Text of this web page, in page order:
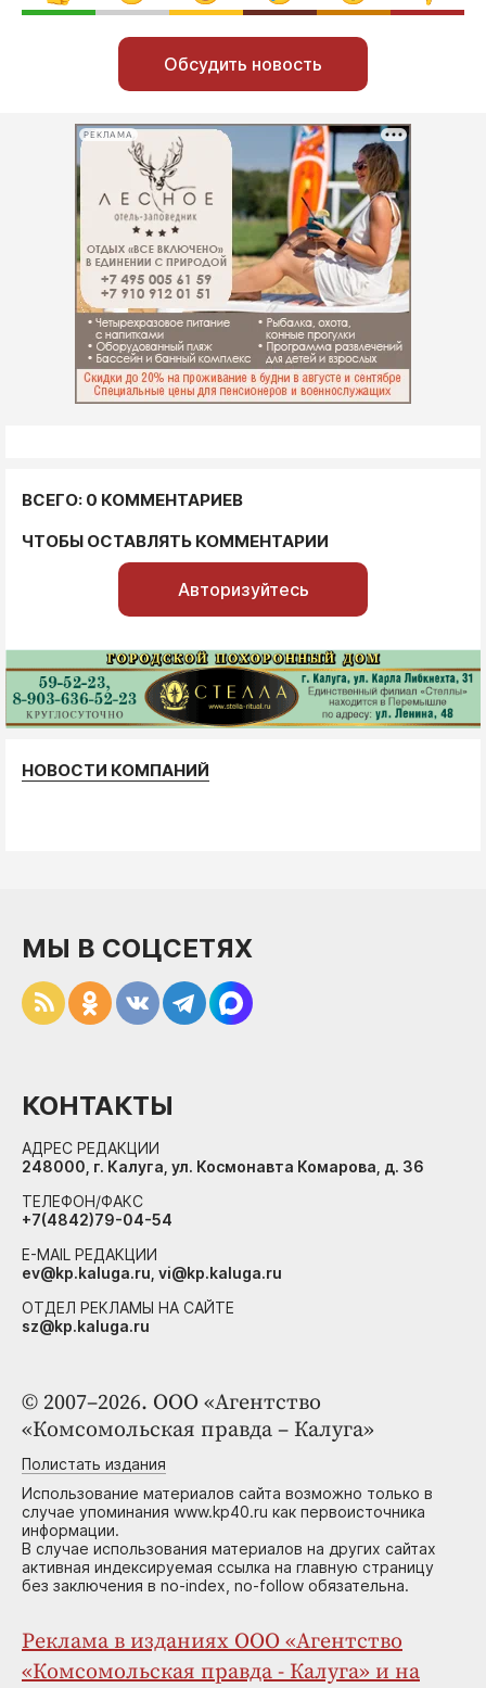
Обсудить новость
РЕКЛАМА
ВСЕГО: 0 КОММЕНТАРИЕВ
ЧТОБЫ ОСТАВЛЯТЬ КОММЕНТАРИИ
Авторизуйтесь
НОВОСТИ КОМПАНИЙ
© 2007–2026. ООО «Агентство
«Комсомольская правда – Калуга»
Полистать издания
Использование материалов сайта возможно только в
случае упоминания www.kp40.ru как первоисточника
информации.
В случае использования материалов на других сайтах
активная индексируемая ссылка на главную страницу
без заключения в no-index, no-follow обязательна.
Реклама в изданиях ООО «Агентство
«Комсомольская правда - Калуга» и на
МЫ В СОЦСЕТЯХ
КОНТАКТЫ
АДРЕС РЕДАКЦИИ
248000, г. Калуга, ул. Космонавта Комарова, д. 36
ТЕЛЕФОН/ФАКС
+7(4842)79-04-54
E-MAIL РЕДАКЦИИ
ev@kp.kaluga.ru, vi@kp.kaluga.ru
ОТДЕЛ РЕКЛАМЫ НА САЙТЕ
sz@kp.kaluga.ru